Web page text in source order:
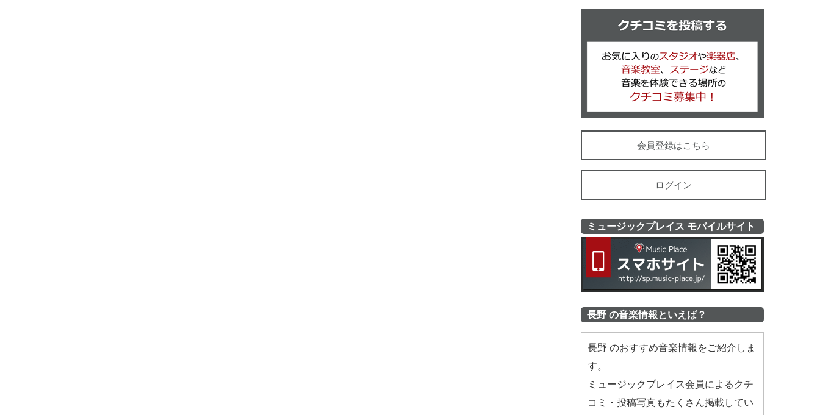
会員登録はこちら
ログイン
ミュージックプレイス モバイルサイト
長野 の音楽情報といえば？
長野 のおすすめ音楽情報をご紹介しま
す。
ミュージックプレイス会員によるクチ
コミ・投稿写真もたくさん掲載してい